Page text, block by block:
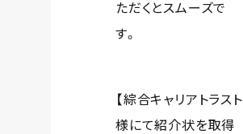
ただくとスムーズで
す。
【綜合キャリアトラスト
様にて紹介状を取得